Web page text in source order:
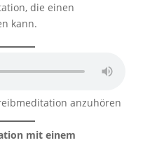
die einen
kann.
anzuhören
mit einem